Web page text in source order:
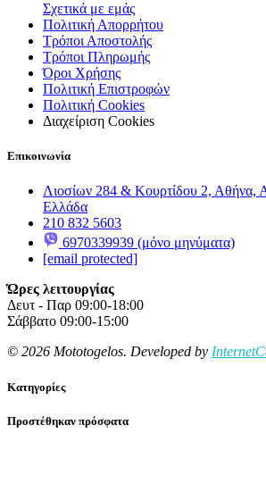
Σχετικά με εμάς
Πολιτική Απορρήτου
Τρόποι Αποστολής
Τρόποι Πληρωμής
Όροι Χρήσης
Πολιτική Επιστροφών
Πολιτική Cookies
Διαχείριση Cookies
Επικοινωνία
Λιοσίων 284 & Κουρτίδου 2, Αθήνα,
Ελλάδα
210 832 5603
6970339939 (μόνο μηνύματα)
[email protected]
Ώρες λειτουργίας
Δευτ - Παρ 09:00-18:00
Σάββατο 09:00-15:00
© 2026 Mototogelos. Developed by
Κατηγορίες
Προστέθηκαν πρόσφατα